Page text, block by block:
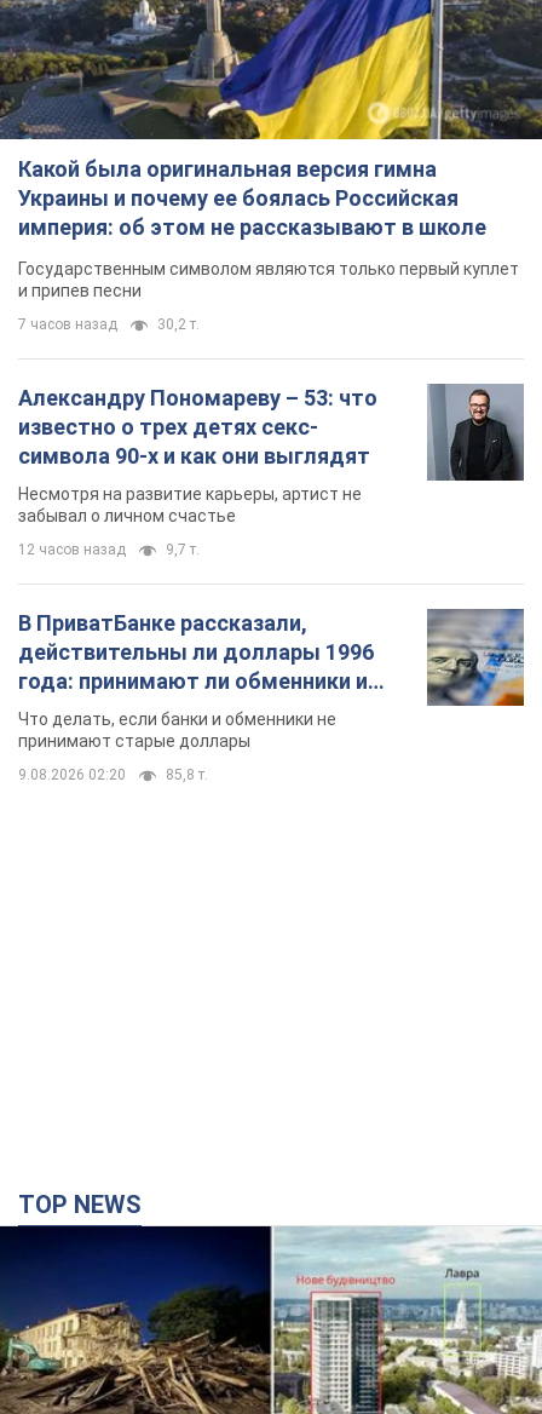
Какой была оригинальная версия гимна
Украины и почему ее боялась Российская
империя: об этом не рассказывают в школе
Государственным символом являются только первый куплет
и припев песни
7 часов назад 30,2 т.
Александру Пономареву – 53: что
известно о трех детях секс-
символа 90-х и как они выглядят
Несмотря на развитие карьеры, артист не
забывал о личном счастье
12 часов назад 9,7 т.
В ПриватБанке рассказали,
действительны ли доллары 1996
года: принимают ли обменники и
банки такие купюры
Что делать, если банки и обменники не
принимают старые доллары
9.08.2026 02:20 85,8 т.
TOP NEWS